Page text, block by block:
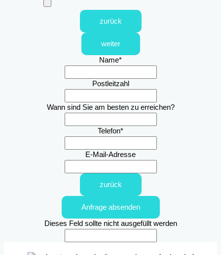
zurück
weiter
Name*
Postleitzahl
Wann sind Sie am besten zu erreichen?
Telefon*
E-Mail-Adresse
zurück
Anfrage absenden
Dieses Feld sollte nicht ausgefüllt werden